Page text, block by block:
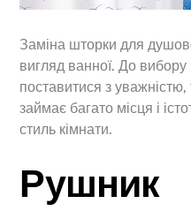
Заміна шторки для
вигляд ванної. До
поставитися з уважністю,
займає багато місця і
стиль кімнати.
Рушник